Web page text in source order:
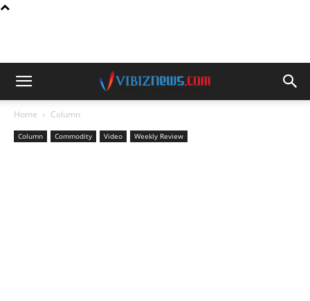
Home Column
Column Commodity Video Weekly Review